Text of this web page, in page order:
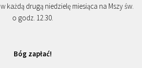
w każdą drugą niedzielę miesiąca na Mszy św.
o godz. 12.30.
Bóg zapłać!